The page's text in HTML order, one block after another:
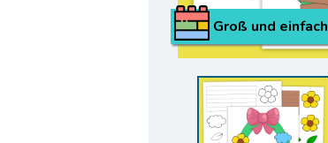
Groß und einfach